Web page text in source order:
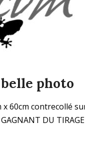
photo
60cm contrecollé
DU TIRAGE